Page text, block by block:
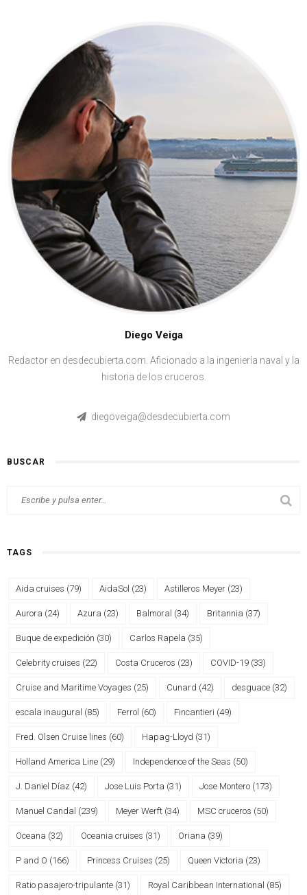
Diego Veiga
Redactor en desdecubierta.com. Aficionado a la ingeniería naval y la
historia de los cruceros.
diegoveiga@desdecubierta.com
BUSCAR
TAGS
Aida cruises (79) AidaSol (23) Astilleros Meyer (23)
Aurora (24) Azura (23) Balmoral (34) Britannia (37)
Buque de expedición (30) Carlos Rapela (35)
Celebrity cruises (22) Costa Cruceros (23) COVID-19 (33)
Cruise and Maritime Voyages (25) Cunard (42) desguace (32)
escala inaugural (85) Ferrol (60) Fincantieri (49)
Fred. Olsen Cruise lines (60) Hapag-Lloyd (31)
Holland America Line (29) Independence of the Seas (50)
J. Daniel Díaz (42) Jose Luis Porta (31) Jose Montero (173)
Manuel Candal (239) Meyer Werft (34) MSC cruceros (50)
Oceana (32) Oceania cruises (31) Oriana (39)
P and O (166) Princess Cruises (25) Queen Victoria (23)
Ratio pasajero-tripulante (31) Royal Caribbean International (85)